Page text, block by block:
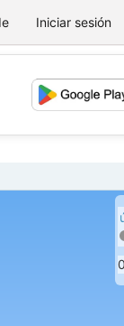
Iniciar sesión